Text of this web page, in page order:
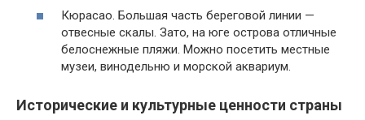
Кюрасао. Большая часть береговой линии —
отвесные скалы. Зато, на юге острова отличные
белоснежные пляжи. Можно посетить местные
музеи, винодельню и морской аквариум.
Исторические и культурные ценности страны